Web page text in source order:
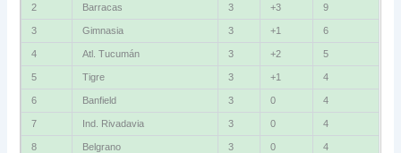
2 Barracas 3 +3 9
3 Gimnasia 3 +1 6
4 Atl. Tucumán 3 +2 5
5 Tigre 3 +1 4
6 Banfield 3 0 4
7 Ind. Rivadavia 3 0 4
8 Belgrano 3 0 4